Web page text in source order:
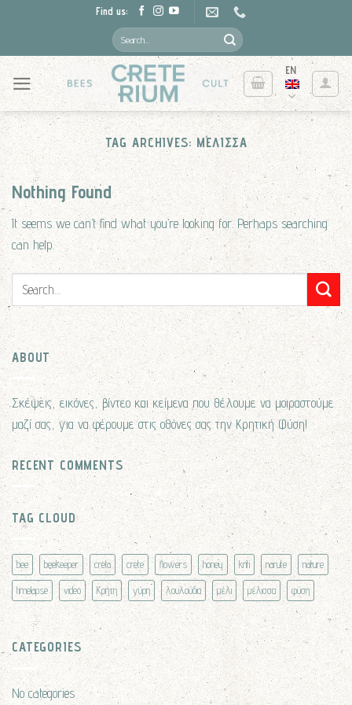
content
Find us:
Search
for:
EN
TAG ARCHIVES:ΜΈΛΙΣΣΑ
Nothing Found
It seems we can’t find what you’re looking for. Perhaps searching
can help.
ABOUT
Σκέψεις, εικόνες, βίντεο και κείμενα που θέλουμε να μοιραστούμε
μαζί σας, για να φέρουμε στις οθόνες σας την Κρητική Φύση!
RECENT COMMENTS
TAG CLOUD
bee beekeeper creta crete flowers honey kriti narute nature
timelapse video Κρήτη γύρη λουλούδια μέλι μέλισσα φύση
CATEGORIES
No categories